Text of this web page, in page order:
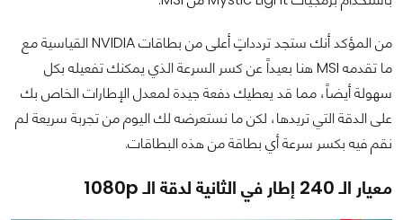
من المؤكد أنك ستجد تردداتٍ أعلى من بطاقات NVIDIA القياسية مع
ما تقدمه MSI هنا بعيداً عن كسر السرعة الذي يمكنك تفعيله بكل
سهولة أيضاً، مما قد يعطيك دفعة جيدة لمعدل الإطارات الخاص بك
على الدقة التي تريدها، لكن ما نستعرضه لك اليوم من تجربة سريعة لم
نقم فيه بكسر سرعة أي بطاقة من هذه البطاقات.
معيار الـ 240 إطار في الثانية لدقة الـ 1080p